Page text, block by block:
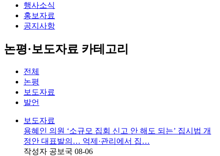
행사소식
홍보자료
공지사항
논평·보도자료 카테고리
전체
논평
보도자료
발언
보도자료
용혜인 의원 ‘소규모 집회 신고 안 해도 되는’ 집시법 개
정안 대표발의… 억제·관리에서 집…
작성자 공보국 08-06